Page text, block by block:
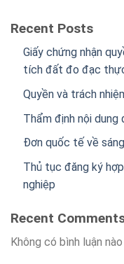
Recent Posts
Giấy chứng nhận
tích đất đo đạc
Quyền và trách
Thẩm định nội dung
Đơn quốc tế về
Thủ tục đăng ký
nghiệp
Recent
Không có bình luận